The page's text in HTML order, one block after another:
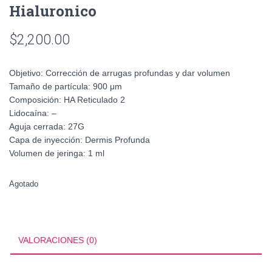
Hialuronico
$2,200.00
Objetivo: Corrección de arrugas profundas y dar volumen
Tamaño de partícula: 900 μm
Composición: HA Reticulado 2
Lidocaína: –
Aguja cerrada: 27G
Capa de inyección: Dermis Profunda
Volumen de jeringa: 1 ml
Agotado
VALORACIONES (0)